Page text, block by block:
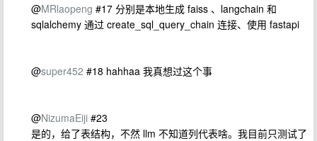
@MRlaopeng #17 分别是本地生成 faiss 、langchain 和
sqlalchemy 通过 create_sql_query_chain 连接、使用 fastapi
@super452 #18 hahhaa 我真想过这个事
@NizumaEiji #23
是的，给了表结构，不然 llm 不知道列代表啥。我目前只测试了